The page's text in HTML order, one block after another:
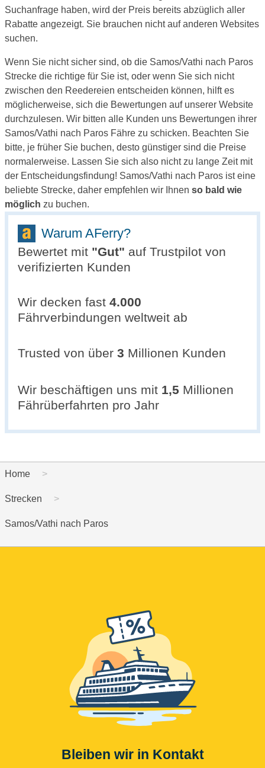
Suchanfrage haben, wird der Preis bereits abzüglich aller
Rabatte angezeigt. Sie brauchen nicht auf anderen Websites
suchen.
Wenn Sie nicht sicher sind, ob die Samos/Vathi nach Paros
Strecke die richtige für Sie ist, oder wenn Sie sich nicht
zwischen den Reedereien entscheiden können, hilft es
möglicherweise, sich die Bewertungen auf unserer Website
durchzulesen. Wir bitten alle Kunden uns Bewertungen ihrer
Samos/Vathi nach Paros Fähre zu schicken. Beachten Sie
bitte, je früher Sie buchen, desto günstiger sind die Preise
normalerweise. Lassen Sie sich also nicht zu lange Zeit mit
der Entscheidungsfindung! Samos/Vathi nach Paros ist eine
beliebte Strecke, daher empfehlen wir Ihnen so bald wie
möglich zu buchen.
Warum AFerry?
Bewertet mit "Gut" auf Trustpilot von
verifizierten Kunden
Wir decken fast 4.000
Fährverbindungen weltweit ab
Trusted von über 3 Millionen Kunden
Wir beschäftigen uns mit 1,5 Millionen
Fährüberfahrten pro Jahr
Home
Strecken
Samos/Vathi nach Paros
Bleiben wir in Kontakt